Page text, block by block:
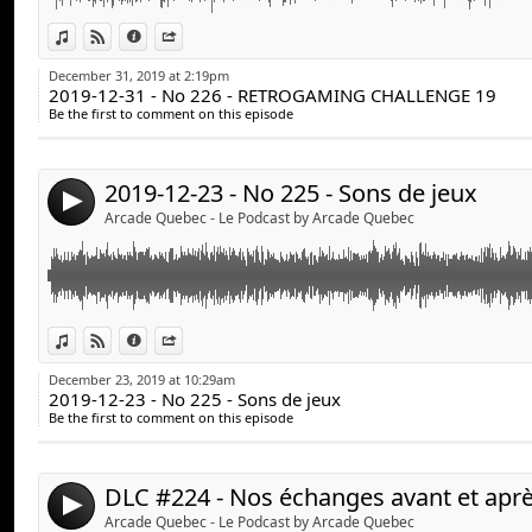
View in iTunes
View on Djpod
Information
Jeff Dion (@JF_dion)
Suivez-nous :
arcadequebec.com
facebook.com/arcadequebec
twitch.tv/arcadeqc
Merci!
December 31, 2019 at 2:19pm
2019-12-31 - No 226 - RETROGAMING CHALLENGE 19
Be the first to comment on this episode
4 2019-12-23 - No 225 - Sons de jeux
Arcade Quebec - Le Podcast by Arcade Quebec
View in iTunes
View on Djpod
Information
Link:
Widget:
Share:
Cette semaine, Éric Lajoie passe nous parler des
les jeux vidéos.
Informations complémentaires :
Les Geeks contre-attaquent :
CKRL 89.1 :http://www.ckrl.qc.ca/show/les-geeks-
LvlOp :https://www.facebook.com/lvlop/
La Planque Jeux Vidéo :
https://www.facebook.com/
Avec :
Stéphane Goulet (@pinponey)
Guillaume Duplain (@gyom999)
Jeff Dion (@JF_dion)
Suivez-nous :
facebook.com/arcadequebec
twitter : @arcadeqc
twitch.tv/arcadeqc
December 23, 2019 at 10:29am
2019-12-23 - No 225 - Sons de jeux
Be the first to comment on this episode
4 Arcade Quebec - Le Podcast by Arcade Quebec
Link:
Widget:
Share:
Découvrez des mets vraiment douteux...
Nos échanges avant et après l'enregistrement du
Suivez-nous :
twitter : @arcadeqc
twitch.tv/arcadeqc